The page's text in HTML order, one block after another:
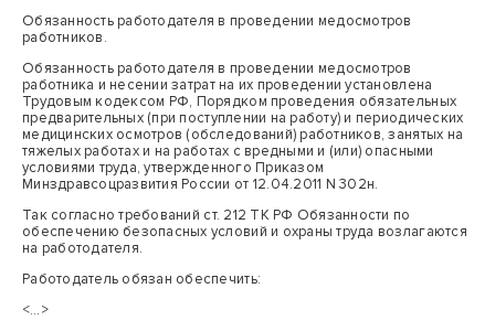
Обязанность работодателя в проведении медосмотров
работников.
Обязанность работодателя в проведении медосмотров
работника и несении затрат на их проведении установлена
Трудовым кодексом РФ, Порядком проведения обязательных
предварительных (при поступлении на работу) и периодических
медицинских осмотров (обследований) работников, занятых на
тяжелых работах и на работах с вредными и (или) опасными
условиями труда, утвержденного Приказом
Минздравсоцразвития России от 12.04.2011 N 302н.
Так согласно требований ст. 212 ТК РФ Обязанности по
обеспечению безопасных условий и охраны труда возлагаются
на работодателя.
Работодатель обязан обеспечить:
<…>